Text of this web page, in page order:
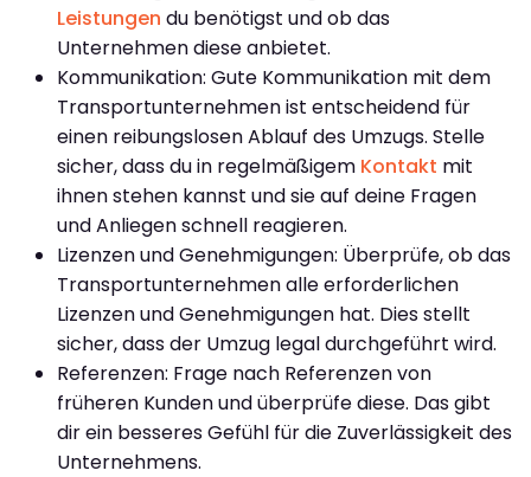
Leistungen du benötigst und ob das
Unternehmen diese anbietet.
Kommunikation: Gute Kommunikation mit dem
Transportunternehmen ist entscheidend für
einen reibungslosen Ablauf des Umzugs. Stelle
sicher, dass du in regelmäßigem Kontakt mit
ihnen stehen kannst und sie auf deine Fragen
und Anliegen schnell reagieren.
Lizenzen und Genehmigungen: Überprüfe, ob das
Transportunternehmen alle erforderlichen
Lizenzen und Genehmigungen hat. Dies stellt
sicher, dass der Umzug legal durchgeführt wird.
Referenzen: Frage nach Referenzen von
früheren Kunden und überprüfe diese. Das gibt
dir ein besseres Gefühl für die Zuverlässigkeit des
Unternehmens.